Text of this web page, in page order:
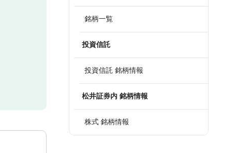
銘柄一覧
投資信託
投資信託 銘柄情報
松井証券内 銘柄情報
株式 銘柄情報